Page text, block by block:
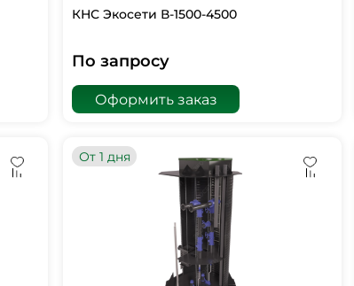
КНС Экосети В-1500-4500
По запросу
Оформить заказ
От 1 дня